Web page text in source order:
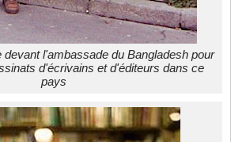
l'ambassade du Bangladesh pour
d'écrivains et d'éditeurs dans ce
pays